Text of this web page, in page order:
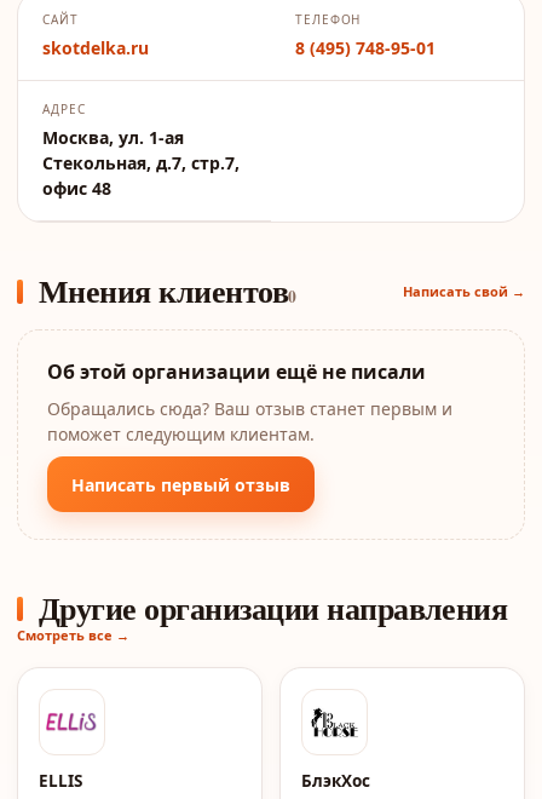
САЙТ
skotdelka.ru
ТЕЛЕФОН
8 (495) 748-95-01
АДРЕС
Москва, ул. 1-ая
Стекольная, д.7, стр.7,
офис 48
Мнения клиентов0 Написать свой →
Об этой организации ещё не писали
Обращались сюда? Ваш отзыв станет первым и
поможет следующим клиентам.
Написать первый отзыв
Другие организации направления
Смотреть все →
ELLIS
БлэкХос